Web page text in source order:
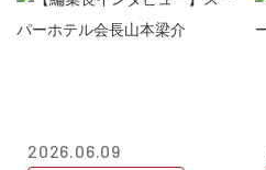
2026.06.09